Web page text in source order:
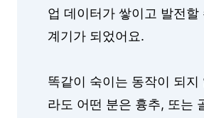
업 데이터가 쌓이고 발전할
계기가 되었어요.
똑같이 숙이는 동작이 되지
라도 어떤 분은 흉추, 또는